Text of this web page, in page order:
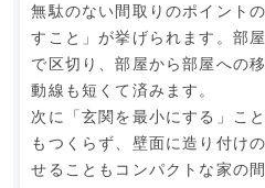
無駄のない間取りのポイント
すこと」が挙げられます。部
で区切り、部屋から部屋への
動線も短くて済みます。
次に「玄関を最小にする」こ
もつくらず、壁面に造り付け
せることもコンパクトな家の